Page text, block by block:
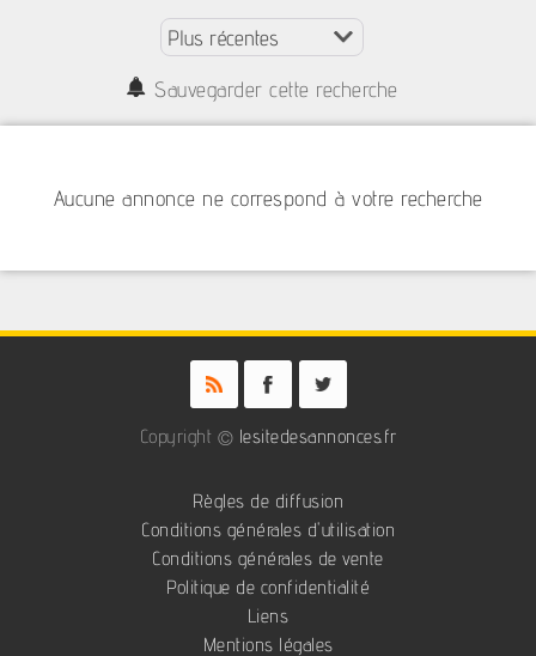
Sauvegarder cette recherche
Aucune annonce ne correspond à votre recherche
Copyright © lesitedesannonces.fr
Règles de diffusion
Conditions générales d'utilisation
Conditions générales de vente
Politique de confidentialité
Liens
Mentions légales